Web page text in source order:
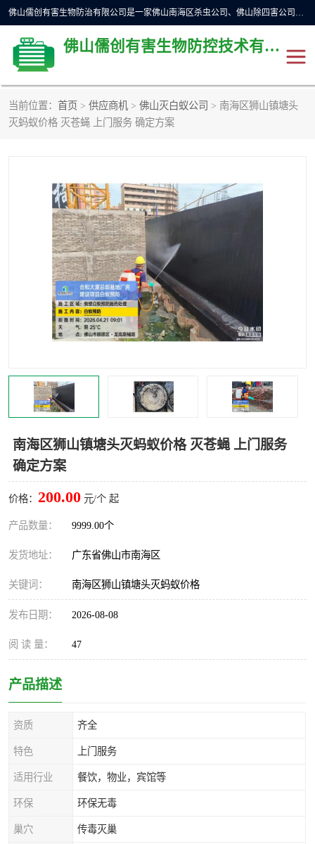
佛山儒创有害生物防治有限公司是一家佛山南海区杀虫公司、佛山除四害公司、佛山灭白蚁公司、佛山白蚁防治公司，让您远离虫害困扰。要问佛山白蚁防治哪家好？佛山儒创有害生物防治有限公司全佛山、广州，正规公司，上门勘查，可靠，售后有保障。
佛山儒创有害生物防控技术有限公司
当前位置： 首页 > 供应商机 > 佛山灭白蚁公司 > 南海区狮山镇塘头
灭蚂蚁价格 灭苍蝇 上门服务 确定方案
南海区狮山镇塘头灭蚂蚁价格 灭苍蝇 上门服务
确定方案
价格： 200.00 元/个 起
产品数量： 9999.00个
发货地址： 广东省佛山市南海区
关键词： 南海区狮山镇塘头灭蚂蚁价格
发布日期： 2026-08-08
阅 读 量： 47
产品描述
资质 齐全
特色 上门服务
适用行业 餐饮，物业，宾馆等
环保 环保无毒
巢穴 传毒灭巢
除四害公司 佛山杀虫
佛山灭白蚁公司 佛山杀虫公司
佛山除四害公司
灭蜱虫 消杀
灭苍蝇 灭跳蚤
灭蚊虫 灭蟑螂
害虫防治 灭杀害虫